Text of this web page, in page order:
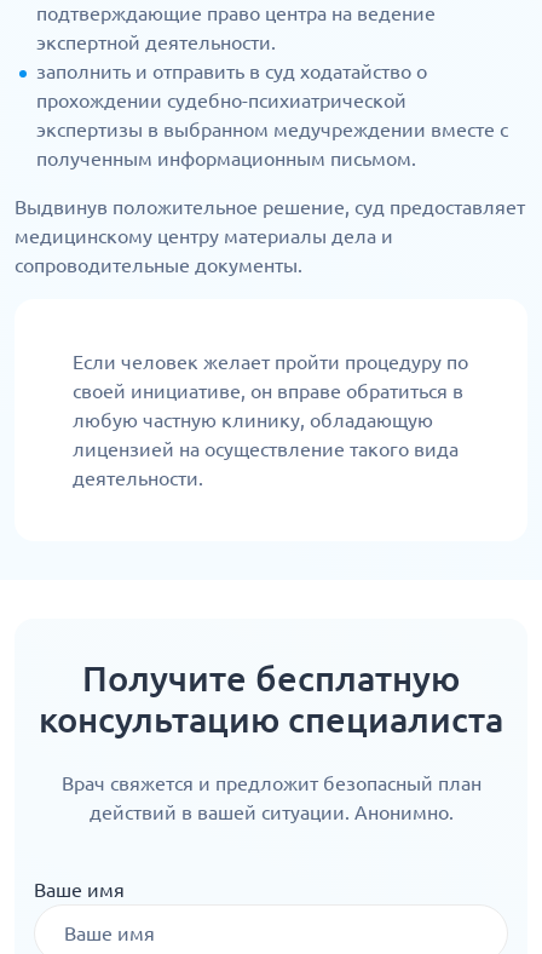
подтверждающие право центра на ведение
экспертной деятельности.
заполнить и отправить в суд ходатайство о
прохождении судебно-психиатрической
экспертизы в выбранном медучреждении вместе с
полученным информационным письмом.
Выдвинув положительное решение, суд предоставляет
медицинскому центру материалы дела и
сопроводительные документы.
Если человек желает пройти процедуру по
своей инициативе, он вправе обратиться в
любую частную клинику, обладающую
лицензией на осуществление такого вида
деятельности.
Получите бесплатную
консультацию специалиста
Врач свяжется и предложит безопасный план
действий в вашей ситуации. Анонимно.
Ваше имя